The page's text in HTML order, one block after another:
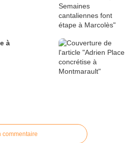
à
commentaire